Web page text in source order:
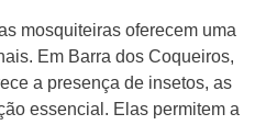
mosquiteiras oferecem uma
Em Barra dos Coqueiros,
a presença de insetos, as
essencial. Elas permitem a